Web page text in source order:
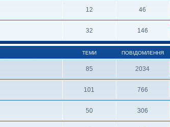
12 46
32 146
ТЕМИ ПОВІДОМЛЕННЯ
85 2034
101 766
50 306